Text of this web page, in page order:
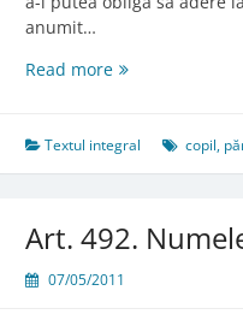
anumit…
Read moreArt.
copilului
Textul integral copil,
Art. 492.
07/05/2011